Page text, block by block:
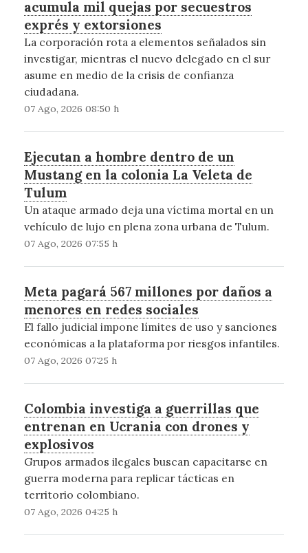
acumula mil quejas por secuestros
exprés y extorsiones
La corporación rota a elementos señalados sin
investigar, mientras el nuevo delegado en el sur
asume en medio de la crisis de confianza
ciudadana.
07 Ago, 2026 08:50 h
Ejecutan a hombre dentro de un
Mustang en la colonia La Veleta de
Tulum
Un ataque armado deja una víctima mortal en un
vehículo de lujo en plena zona urbana de Tulum.
07 Ago, 2026 07:55 h
Meta pagará 567 millones por daños a
menores en redes sociales
El fallo judicial impone límites de uso y sanciones
económicas a la plataforma por riesgos infantiles.
07 Ago, 2026 07:25 h
Colombia investiga a guerrillas que
entrenan en Ucrania con drones y
explosivos
Grupos armados ilegales buscan capacitarse en
guerra moderna para replicar tácticas en
territorio colombiano.
07 Ago, 2026 04:25 h